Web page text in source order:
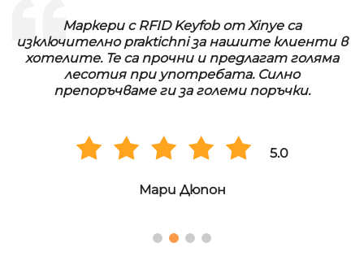
Маркери с RFID Keyfob от Xinye са
изключително praktichni за нашите клиенти в
хотелите. Те са прочни и предлагат голяма
лесотия при употребата. Силно
препоръчваме ги за големи поръчки.
5.0
Мари Дюпон